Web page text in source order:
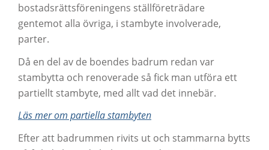
bostadsrättsföreningens ställföreträdare
gentemot alla övriga, i stambyte involverade,
parter.
Då en del av de boendes badrum redan var
stambytta och renoverade så fick man utföra ett
partiellt stambyte, med allt vad det innebär.
Läs mer om partiella stambyten
Efter att badrummen rivits ut och stammarna bytts